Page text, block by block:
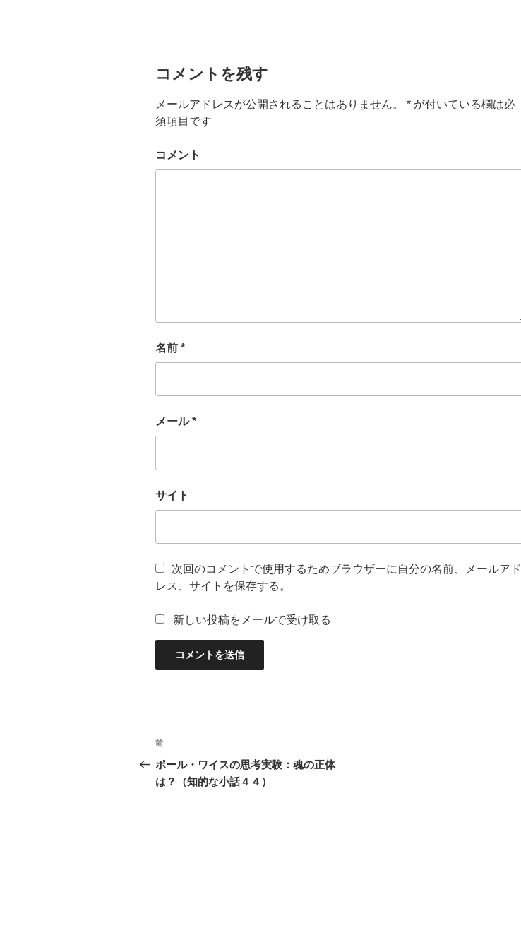
b
o
o
コメントを残す
メールアドレスが公開されることはありません。 * が付いている欄は必
須項目です
コメント
名前 *
メール*
サイト
次回のコメントで使用するためブラウザーに自分の名前、メールアド
レス、サイトを保存する。
新しい投稿をメールで受け取る
投
稿
ナ
過
去
の
前
ポール・ワイスの思考実験：魂の正体
は？（知的な小話４４）